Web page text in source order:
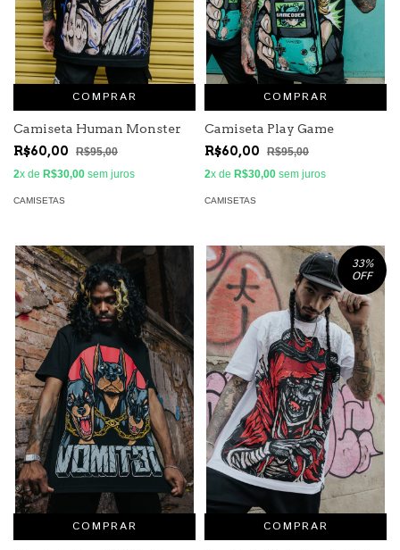
COMPRAR
Camiseta Human Monster
R$60,00
R$95,00
2x de R$30,00 sem juros
CAMISETAS
COMPRAR
Camiseta Play Game
R$60,00
R$95,00
2x de R$30,00 sem juros
CAMISETAS
COMPRAR
33%
OFF
COMPRAR